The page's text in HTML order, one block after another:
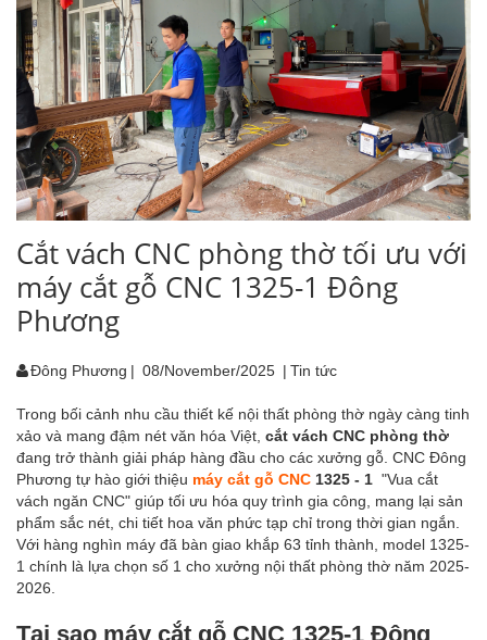
Cắt vách CNC phòng thờ tối ưu với
máy cắt gỗ CNC 1325-1 Đông
Phương
Đông Phương | 08/November/2025 | Tin tức
Trong bối cảnh nhu cầu thiết kế nội thất phòng thờ ngày càng tinh
xảo và mang đậm nét văn hóa Việt, cắt vách CNC phòng thờ
đang trở thành giải pháp hàng đầu cho các xưởng gỗ. CNC Đông
Phương tự hào giới thiệu máy cắt gỗ CNC 1325 - 1 "Vua cắt
vách ngăn CNC" giúp tối ưu hóa quy trình gia công, mang lại sản
phẩm sắc nét, chi tiết hoa văn phức tạp chỉ trong thời gian ngắn.
Với hàng nghìn máy đã bàn giao khắp 63 tỉnh thành, model 1325-
1 chính là lựa chọn số 1 cho xưởng nội thất phòng thờ năm 2025-
2026.
Tại sao máy cắt gỗ CNC 1325-1 Đông